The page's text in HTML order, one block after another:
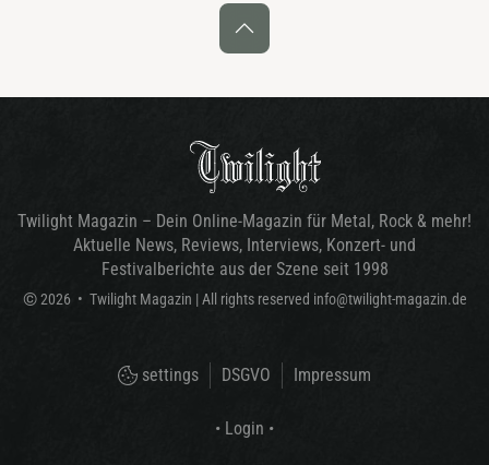
Twilight Magazin – Dein Online-Magazin für Metal, Rock & mehr!
Aktuelle News, Reviews, Interviews, Konzert- und
Festivalberichte aus der Szene seit 1998
© 2026 • Twilight Magazin | All rights reserved info@twilight-magazin.de
settings DSGVO Impressum
• Login •